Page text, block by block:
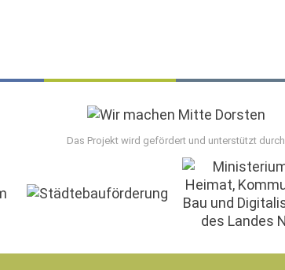
Das Projekt wird gefördert und unterstützt durch